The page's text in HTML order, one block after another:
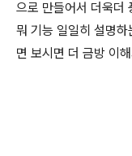
으로 만들어서 더욱더
뭐 기능 일일히 설명
면 보시면 더 금방 이